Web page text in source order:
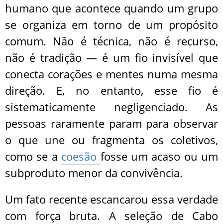
humano que acontece quando um grupo
se organiza em torno de um propósito
comum. Não é técnica, não é recurso,
não é tradição — é um fio invisível que
conecta corações e mentes numa mesma
direção. E, no entanto, esse fio é
sistematicamente negligenciado. As
pessoas raramente param para observar
o que une ou fragmenta os coletivos,
como se a coesão fosse um acaso ou um
subproduto menor da convivência.
Um fato recente escancarou essa verdade
com força bruta. A seleção de Cabo